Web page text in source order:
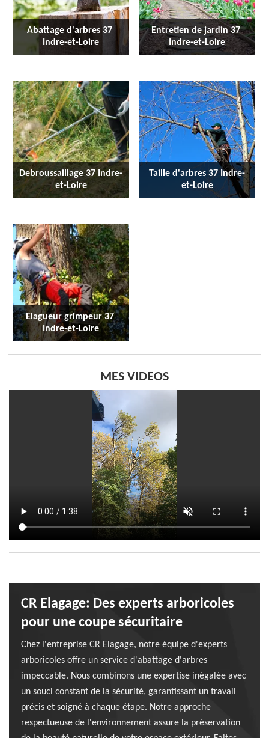
Abattage d'arbres 37
Indre-et-Loire
Entretien de jardin 37
Indre-et-Loire
Debroussaillage 37 Indre-
et-Loire
Taille d'arbres 37 Indre-
et-Loire
Elagueur grimpeur 37
Indre-et-Loire
MES VIDEOS
CR Elagage: Des experts arboricoles
pour une coupe sécuritaire
Chez l'entreprise CR Elagage, notre équipe d'experts
arboricoles offre un service d'abattage d'arbres
impeccable. Nous combinons une expertise inégalée avec
un souci constant de la sécurité, garantissant un travail
précis et soigné à chaque étape. Notre approche
respectueuse de l'environnement assure la préservation